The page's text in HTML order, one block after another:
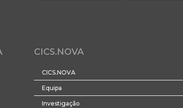
CICS.NOVA
CICS.NOVA
Equipa
Investigação